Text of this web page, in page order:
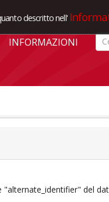
descritto nell'
INFORMAZIONI
del